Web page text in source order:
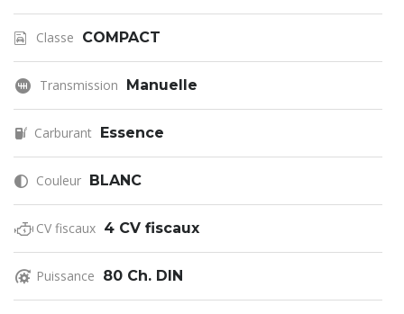
Classe COMPACT
Transmission Manuelle
Carburant Essence
Couleur BLANC
CV fiscaux 4 CV fiscaux
Puissance 80 Ch. DIN